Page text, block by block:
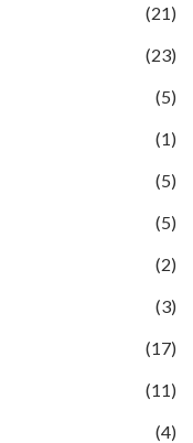
(21)
(23)
(5)
(1)
(5)
(5)
(2)
(3)
(17)
(11)
(4)